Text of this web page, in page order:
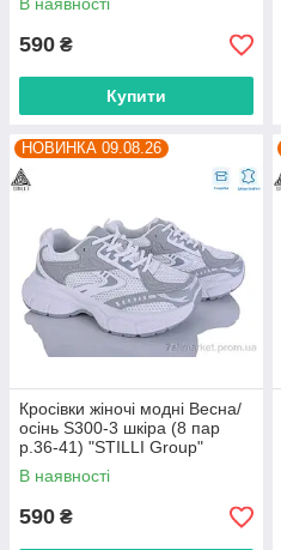
постачальника
В наявності
590 ₴
Купити
НОВИНКА 09.08.26
Кросівки жіночі модні Весна/
осінь S300-3 шкіра (8 пар
р.36-41) "STILLI Group"
оптом від прямого
постачальника
В наявності
590 ₴